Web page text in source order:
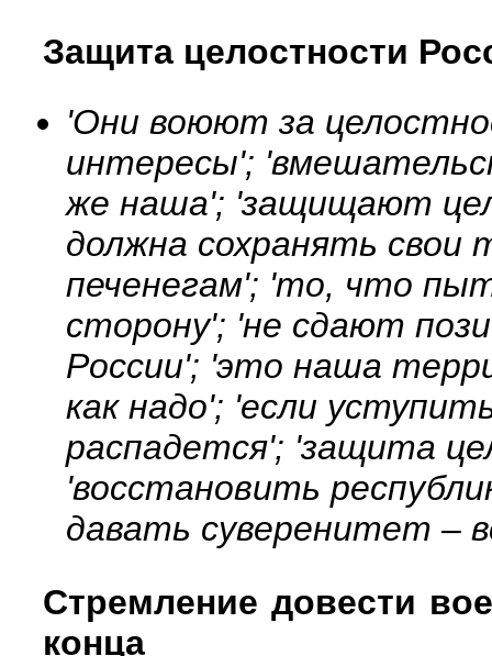
Защита целостности
'Они воюют за
интересы';
же наша'; 'защищают
должна сохранять
печенегам'; 'то, что
сторону'; 'не сдают
России'; 'это наша
как надо'; 'если
распадется'; 'защита
'восстановить
давать суверенитет –
Стремление довести
конца